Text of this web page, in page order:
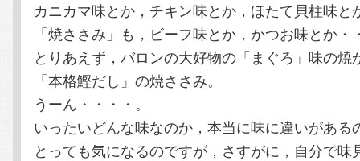
カニカマ味とか，チキン味とか，ほたて貝柱味と
「焼ささみ」も，ビーフ味とか，かつお味とか・
とりあえず，バロンの大好物の「まぐろ」味の焼
「本格鰹だし」の焼ささみ。
うーん・・・・。
いったいどんな味なのか，本当に味に違いがある
とっても気になるのですが，さすがに，自分で味